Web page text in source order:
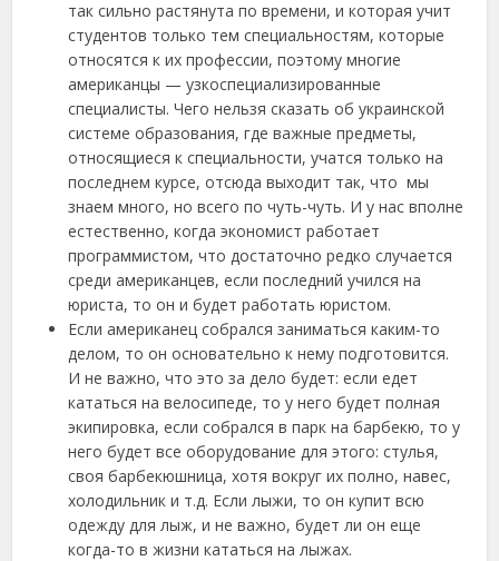
так сильно растянута по времени, и которая учит
студентов только тем специальностям, которые
относятся к их профессии, поэтому многие
американцы — узкоспециализированные
специалисты. Чего нельзя сказать об украинской
системе образования, где важные предметы,
относящиеся к специальности, учатся только на
последнем курсе, отсюда выходит так, что мы
знаем много, но всего по чуть-чуть. И у нас вполне
естественно, когда экономист работает
программистом, что достаточно редко случается
среди американцев, если последний учился на
юриста, то он и будет работать юристом.
Если американец собрался заниматься каким-то
делом, то он основательно к нему подготовится.
И не важно, что это за дело будет: если едет
кататься на велосипеде, то у него будет полная
экипировка, если собрался в парк на барбекю, то у
него будет все оборудование для этого: стулья,
своя барбекюшница, хотя вокруг их полно, навес,
холодильник и т.д. Если лыжи, то он купит всю
одежду для лыж, и не важно, будет ли он еще
когда-то в жизни кататься на лыжах.